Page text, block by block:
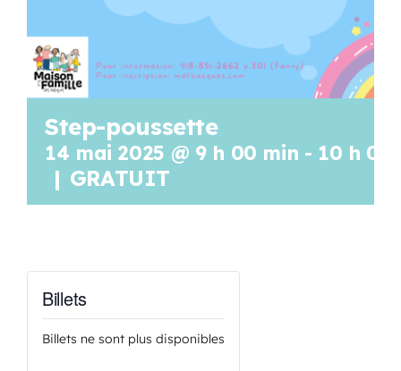
Step-poussette
14 mai 2025 @ 9 h 00 min - 10 h 00
| GRATUIT
Billets
Billets ne sont plus disponibles